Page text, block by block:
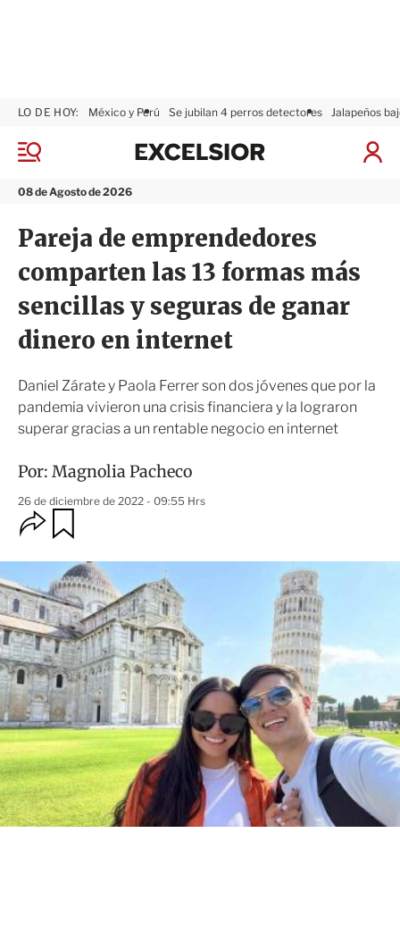
M
n
08 de Agosto de 2026
LO DE HOY: México y Perú Se jubilan 4 perros detectores Jalapeños
I
x
s
i
r
Pareja de emprendedores
comparten las 13 formas más
sencillas y seguras de ganar
dinero en internet
Daniel Zárate y Paola Ferrer son dos jóvenes que por la
pandemia vivieron una crisis financiera y la lograron
superar gracias a un rentable negocio en internet
Por: Magnolia Pacheco
26 de diciembre de 2022 - 09:55 Hrs
O
p
i
o
n
e
s
d
e
c
o
m
p
a
r
t
i
r
r
d
a
r